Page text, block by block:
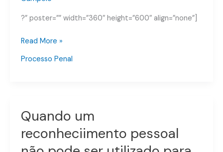
?” poster=”” width=”360″ height=”600″ align=”none”]
Existe
um
previsto
lei:]?
Read More »
Processo Penal
Quando um
reconheciimento pessoal
Quando
um
reconheciimento
pessoal